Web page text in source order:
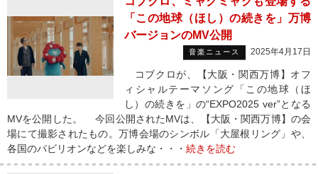
「この地球（ほし）の続きを」万博
バージョンのMV公開
音楽ニュース 2025年4月17日
コブクロが、【大阪・関西万博】オフ
ィシャルテーマソング「この地球（ほ
し）の続きを」の“EXPO2025 ver”となる
MVを公開した。 今回公開されたMVは、【大阪・関西万博】の会
場にて撮影されたもの。万博会場のシンボル「大屋根リング」や、
各国のパビリオンなどを楽しみな・・・ 続きを読む